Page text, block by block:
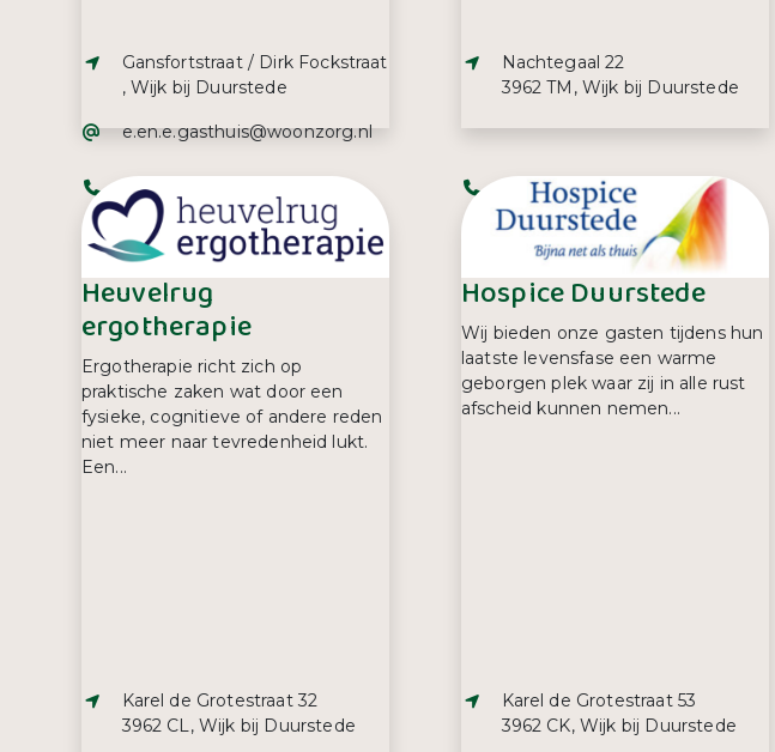
Adres:
Gansfortstraat / Dirk Fockstraat
, Wijk bij Duurstede
E-mailadres:
e.en.e.gasthuis@woonzorg.nl
Telefoonnummer:
088 921 03 95
Adres:
Nachtegaal 22
3962 TM, Wijk bij Duurstede
Telefoonnummer:
06 53 35 59 54
Heuvelrug
ergotherapie
Ergotherapie richt zich op
praktische zaken wat door een
fysieke, cognitieve of andere reden
niet meer naar tevredenheid lukt.
Een...
Adres:
Karel de Grotestraat 32
3962 CL, Wijk bij Duurstede
Hospice Duurstede
Wij bieden onze gasten tijdens hun
laatste levensfase een warme
geborgen plek waar zij in alle rust
afscheid kunnen nemen...
Adres:
Karel de Grotestraat 53
3962 CK, Wijk bij Duurstede